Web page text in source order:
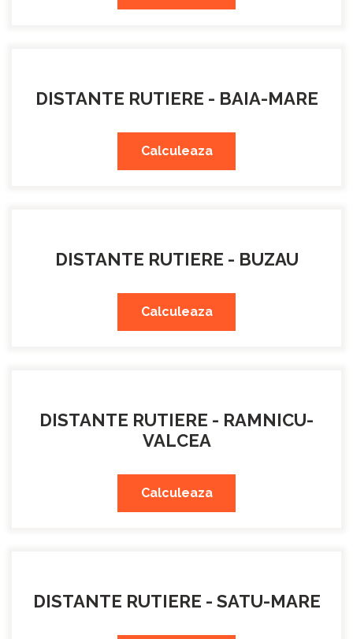
DISTANTE RUTIERE - BAIA-MARE
Calculeaza
DISTANTE RUTIERE - BUZAU
Calculeaza
DISTANTE RUTIERE - RAMNICU-
VALCEA
Calculeaza
DISTANTE RUTIERE - SATU-MARE